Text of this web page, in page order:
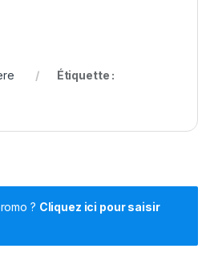
Étiquette :
? Cliquez ici pour saisir